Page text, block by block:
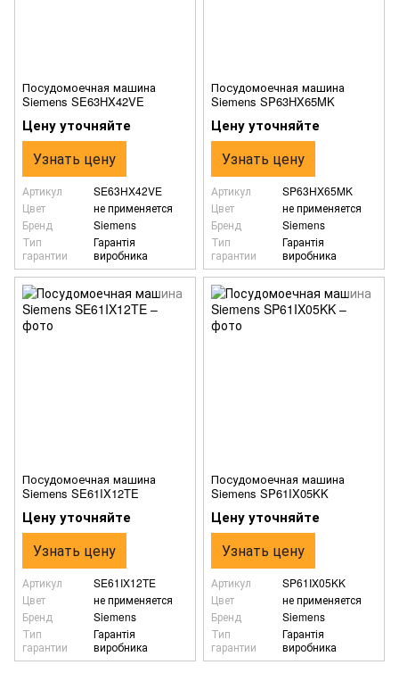
Посудомоечная машина
Siemens SE63HX42VE
Цену уточняйте
Узнать цену
Артикул
SE63HX42VE
Цвет
не применяется
Бренд
Siemens
Тип
гарантии
Гарантія
виробника
Посудомоечная машина
Siemens SP63HX65MK
Цену уточняйте
Узнать цену
Артикул
SP63HX65MK
Цвет
не применяется
Бренд
Siemens
Тип
гарантии
Гарантія
виробника
Посудомоечная машина
Siemens SE61IX12TE
Цену уточняйте
Узнать цену
Артикул
SE61IX12TE
Цвет
не применяется
Бренд
Siemens
Тип
гарантии
Гарантія
виробника
Посудомоечная машина
Siemens SP61IX05KK
Цену уточняйте
Узнать цену
Артикул
SP61IX05KK
Цвет
не применяется
Бренд
Siemens
Тип
гарантии
Гарантія
виробника